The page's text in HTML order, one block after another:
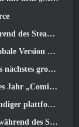
Medieval Fest
Online Next bekannt
Royal Highlands
West“.
Wiedergabe
Medieval Fest